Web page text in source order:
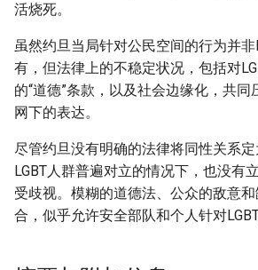
活烧死。
虽然约旦当局针对公民空间的行为并非
有，但法律上的不稳定状况，包括对
的“道德”条款，以及社会边缘化，共同
网下的表达。
尽管约旦没有明确的法律将同性关系
LGBT人群普遍对立的情况下，也没有
受歧视。模糊的道德法、公众的敌意
合，似乎允许安全部队和个人针对